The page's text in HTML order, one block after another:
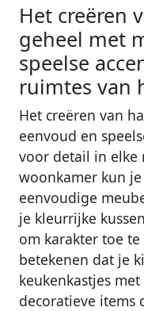
Het creëren
geheel met
speelse
ruimtes van
Het creëren van
eenvoud en
voor detail in elke
woonkamer kun
eenvoudige
je kleurrijke
om karakter toe
betekenen dat je
keukenkastjes
decoratieve items